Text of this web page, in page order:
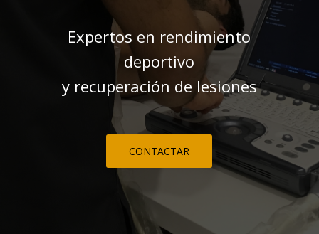
Expertos en rendimiento
deportivo
y recuperación de lesiones
CONTACTAR